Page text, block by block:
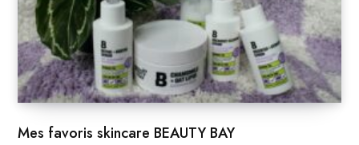
Mes favoris skincare BEAUTY BAY